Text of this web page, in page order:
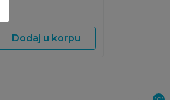
Dodaj u korpu